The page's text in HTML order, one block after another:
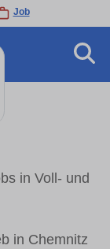
Job
in Voll- und
in Chemnitz